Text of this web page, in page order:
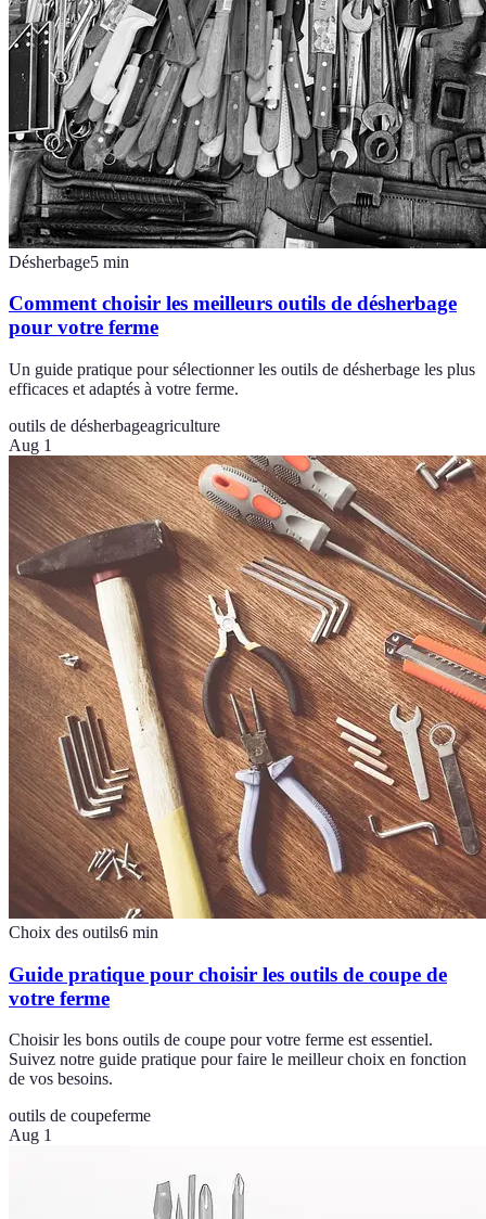
Désherbage5 min
Comment choisir les meilleurs outils de désherbage
pour votre ferme
Un guide pratique pour sélectionner les outils de désherbage les plus
efficaces et adaptés à votre ferme.
outils de désherbageagriculture
Aug 1
Choix des outils6 min
Guide pratique pour choisir les outils de coupe de
votre ferme
Choisir les bons outils de coupe pour votre ferme est essentiel.
Suivez notre guide pratique pour faire le meilleur choix en fonction
de vos besoins.
outils de coupeferme
Aug 1